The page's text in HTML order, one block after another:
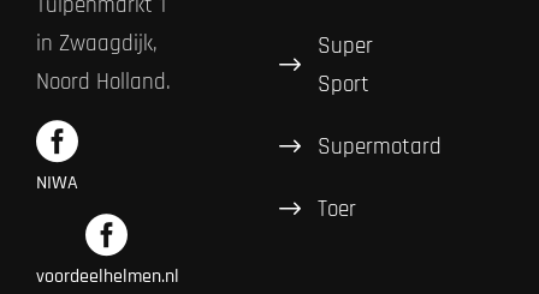
in Zwaagdijk,
Noord Holland.
NIWA
voordeelhelmen.nl
Super
Sport
Supermotard
Toer